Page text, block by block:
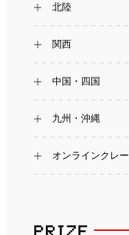
北陸
関西
中国・四国
九州・沖縄
オンラインクレ